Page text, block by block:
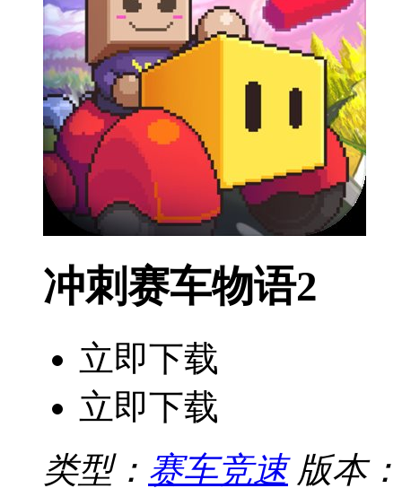
冲刺赛车物语2
立即下载
立即下载
类型： 赛车竞速 版本